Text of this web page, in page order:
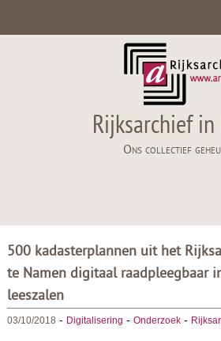
Rijksarchief
Ons collectief
500 kadasterplannen uit het
te Namen digitaal raadpleegbaar
leeszalen
03/10/2018 - Digitalisering - Onderzoek-